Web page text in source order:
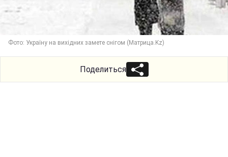
Фото: Україну на вихідних замете снігом (Матрица.Kz)
Поделиться